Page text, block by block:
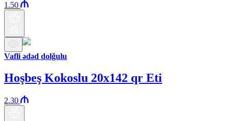
1.50
Vafli ədəd dolğulu
Hoşbeş Kokoslu 20x142 qr Eti
2.30